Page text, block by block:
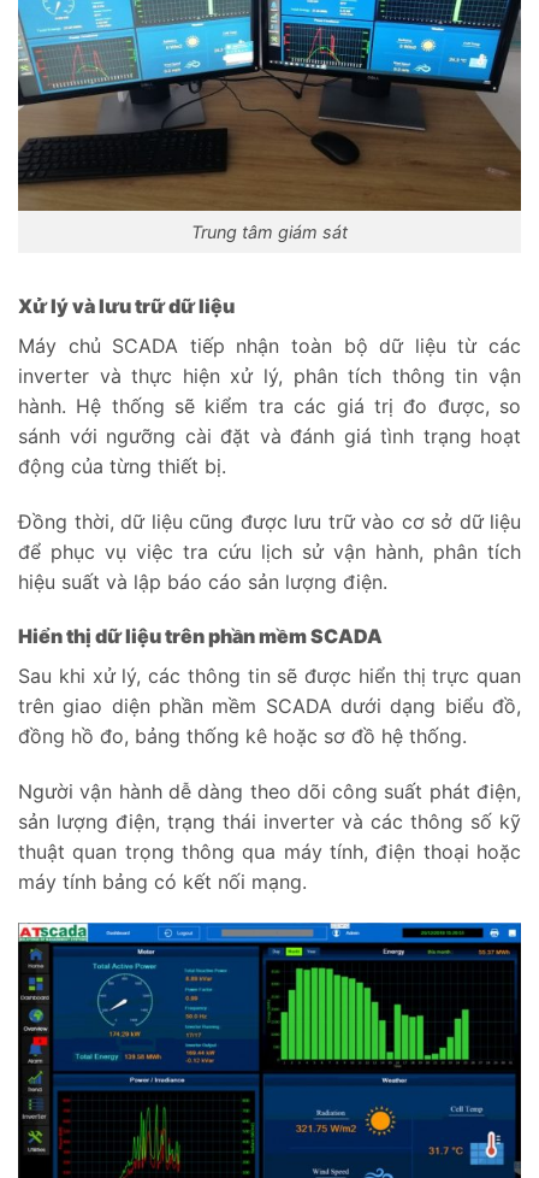
Trung tâm giám sát
Xử lý và lưu trữ dữ liệu
Máy chủ SCADA tiếp nhận toàn bộ dữ liệu từ các
inverter và thực hiện xử lý, phân tích thông tin vận
hành. Hệ thống sẽ kiểm tra các giá trị đo được, so
sánh với ngưỡng cài đặt và đánh giá tình trạng hoạt
động của từng thiết bị.
Đồng thời, dữ liệu cũng được lưu trữ vào cơ sở dữ liệu
để phục vụ việc tra cứu lịch sử vận hành, phân tích
hiệu suất và lập báo cáo sản lượng điện.
Hiển thị dữ liệu trên phần mềm SCADA
Sau khi xử lý, các thông tin sẽ được hiển thị trực quan
trên giao diện phần mềm SCADA dưới dạng biểu đồ,
đồng hồ đo, bảng thống kê hoặc sơ đồ hệ thống.
Người vận hành dễ dàng theo dõi công suất phát điện,
sản lượng điện, trạng thái inverter và các thông số kỹ
thuật quan trọng thông qua máy tính, điện thoại hoặc
máy tính bảng có kết nối mạng.